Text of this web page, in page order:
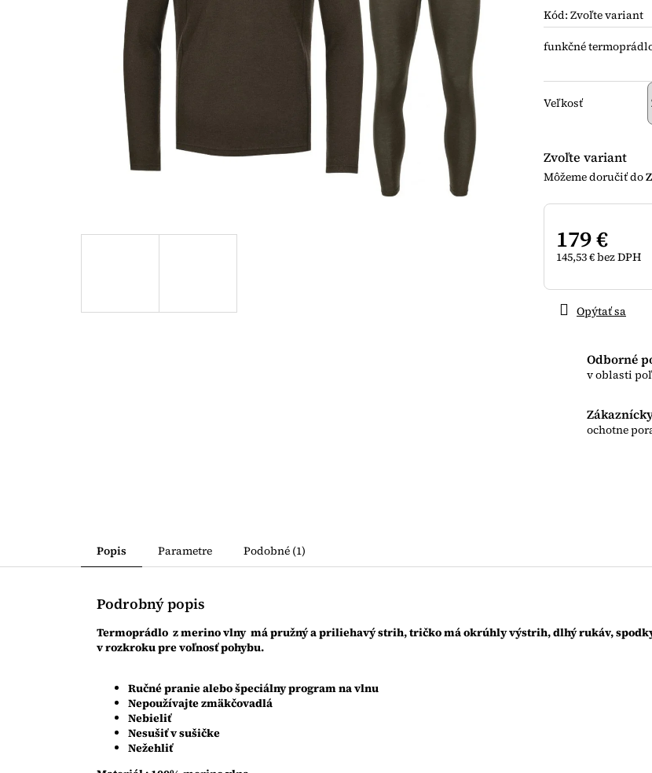
Kód: Zvoľte variant
Veľkosť
Zvoľte variant
179 €
145,53 € bez DPH
cena:
Odborné
v oblasti
ochotne
funkčné
Opýtať sa
0,0
5
Popis Parametre Podobné (1)
Podrobný popis
Termoprádlo z merino vlny má pružný a priliehavý strih, tričko má okrúhly výstrih, dlhý rukáv,
v rozkroku pre voľnosť pohybu.
Ručné pranie alebo špeciálny program na vlnu
Nepoužívajte zmäkčovadlá
Nebieliť
Nesušiť v sušičke
Nežehliť